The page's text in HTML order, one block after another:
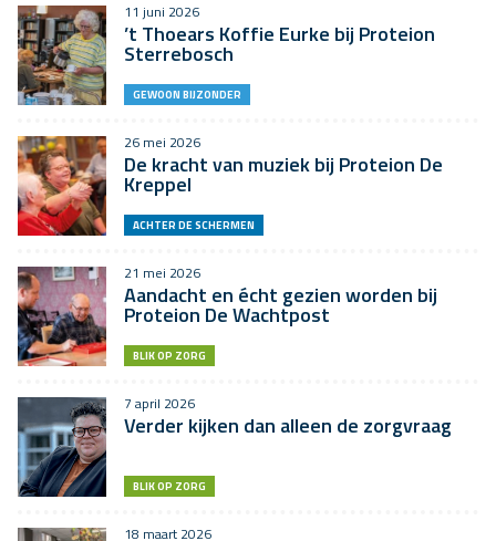
11 juni 2026
’t Thoears Koffie Eurke bij Proteion
Sterrebosch
GEWOON BIJZONDER
26 mei 2026
De kracht van muziek bij Proteion De
Kreppel
ACHTER DE SCHERMEN
21 mei 2026
Aandacht en écht gezien worden bij
Proteion De Wachtpost
BLIK OP ZORG
7 april 2026
Verder kijken dan alleen de zorgvraag
BLIK OP ZORG
18 maart 2026